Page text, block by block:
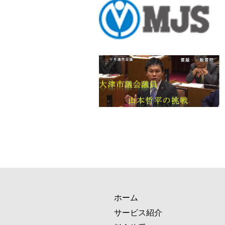
ホーム
サービス紹介